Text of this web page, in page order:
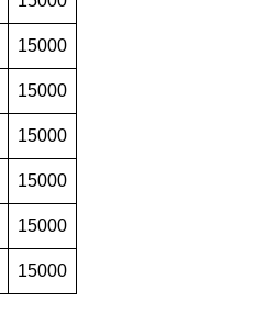
15000
15000
15000
15000
15000
15000